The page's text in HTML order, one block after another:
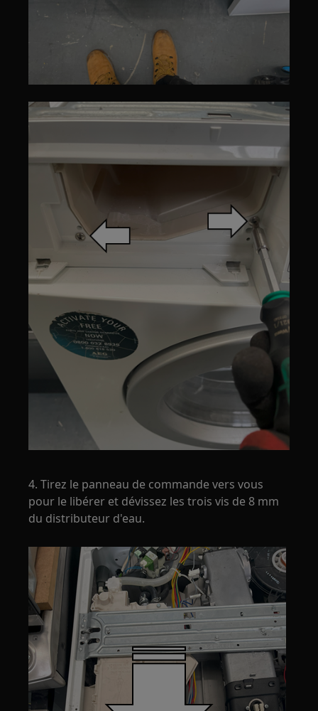
4. Tirez le panneau de commande vers vous
pour le libérer et dévissez les trois vis de 8 mm
du distributeur d'eau.